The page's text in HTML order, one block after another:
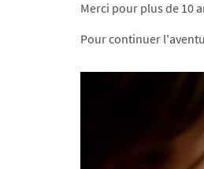
Merci pour plus de 10
Pour continuer